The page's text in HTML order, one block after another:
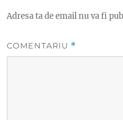
Adresa ta de email nu va fi
COMENTARIU *